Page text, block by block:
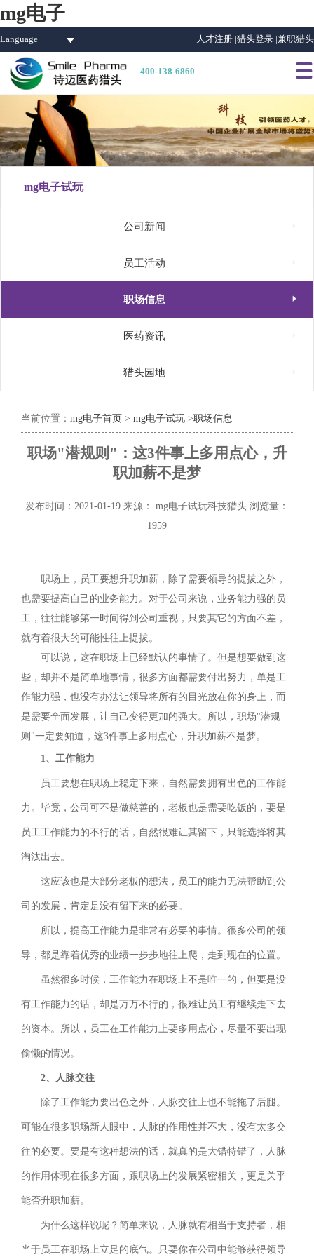
mg电子
Language 人才注册 |猎头登录 |兼职猎头
400-138-6860 
mg电子试玩
公司新闻
员工活动
职场信息 
医药资讯
猎头园地
当前位置： mg电子首页 > mg电子试玩 >职场信息
职场"潜规则"：这3件事上多用点心，升
职加薪不是梦
发布时间：2021-01-19 来源： mg电子试玩科技猎头 浏览量：
1959
职场上，员工要想升职加薪，除了需要领导的提拔之外，
也需要提高自己的业务能力。对于公司来说，业务能力强的员
工，往往能够第一时间得到公司重视，只要其它的方面不差，
就有着很大的可能性往上提拔。
可以说，这在职场上已经默认的事情了。但是想要做到这
些，却并不是简单地事情，很多方面都需要付出努力，单是工
作能力强，也没有办法让领导将所有的目光放在你的身上，而
是需要全面发展，让自己变得更加的强大。所以，职场"潜规
则"一定要知道，这3件事上多用点心，升职加薪不是梦。
1、工作能力
员工要想在职场上稳定下来，自然需要拥有出色的工作能
力。毕竟，公司可不是做慈善的，老板也是需要吃饭的，要是
员工工作能力的不行的话，自然很难让其留下，只能选择将其
淘汰出去。
这应该也是大部分老板的想法，员工的能力无法帮助到公
司的发展，肯定是没有留下来的必要。
所以，提高工作能力是非常有必要的事情。很多公司的领
导，都是靠着优秀的业绩一步步地往上爬，走到现在的位置。
虽然很多时候，工作能力在职场上不是唯一的，但要是没
有工作能力的话，却是万万不行的，很难让员工有继续走下去
的资本。所以，员工在工作能力上要多用点心，尽量不要出现
偷懒的情况。
2、人脉交往
除了工作能力要出色之外，人脉交往上也不能拖了后腿。
可能在很多职场新人眼中，人脉的作用性并不大，没有太多交
往的必要。要是有这种想法的话，就真的是大错特错了，人脉
的作用体现在很多方面，跟职场上的发展紧密相关，更是关乎
能否升职加薪。
为什么这样说呢？简单来说，人脉就有相当于支持者，相
当于员工在职场上立足的底气。只要你在公司中能够获得领导